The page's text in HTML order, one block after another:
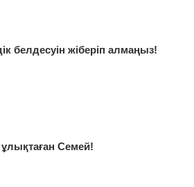
белдесуін жіберіп алмаңыз!
Семей!